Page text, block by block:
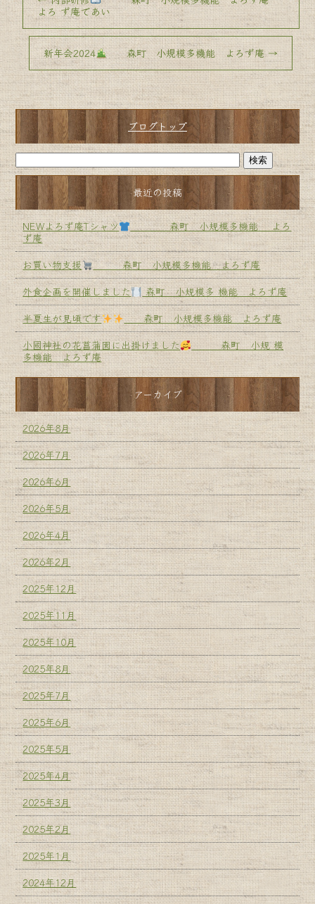
よろ ず庵であい
新年会2024 森町 小規模多機能 よろず庵→
ブログトップ
最近の投稿
NEWよろず庵Tシャツ
森町 小規模多機能 よろ
ず庵
お買い物支援
森町 小規模多機能 よろず庵
外食企画を開催しました
森町 小規模多 機能 よろず庵
半夏生が見頃です
森町 小規模多機能 よろず庵
小國神社の花菖蒲園に出掛けました
森町 小規 模
多機能 よろず庵
アーカイブ
2026年8月
2026年7月
2026年6月
2026年5月
2026年4月
2026年2月
2025年12月
2025年11月
2025年10月
2025年8月
2025年7月
2025年6月
2025年5月
2025年4月
2025年3月
2025年2月
2025年1月
2024年12月